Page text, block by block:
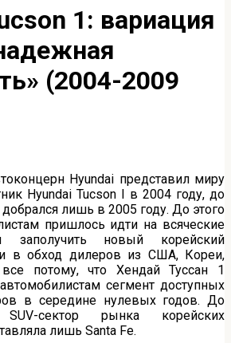
1: вариация
(2004-2009
Hyundai представил миру
Hyundai Tucson I в 2004 году, до
лишь в 2005 году. До этого
пришлось идти на всяческие
заполучить новый корейский
в обход дилеров из США, Кореи,
потому, что Хендай Туссан 1
сегмент доступных
в середине нулевых годов. До
сектор рынка корейских
лишь Santa Fe.